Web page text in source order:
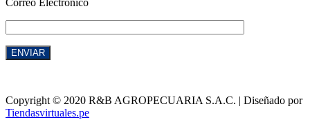
Copyright © 2020 R&B AGROPECUARIA S.A.C. | Diseñado por
Tiendasvirtuales.pe